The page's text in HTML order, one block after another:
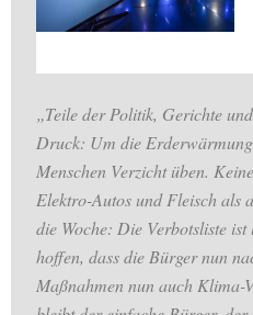
„Teile der Politik, Gerichte
Druck: Um die
Menschen Verzicht üben.
Elektro-Autos und Fleisch als
die Woche: Die Verbotsliste
hoffen, dass die Bürger nun
Maßnahmen nun auch Klima-